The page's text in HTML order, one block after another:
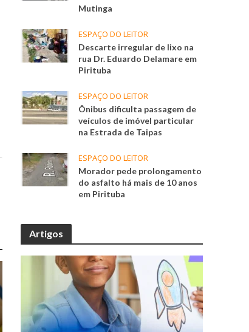
Mutinga
ESPAÇO DO LEITOR
Descarte irregular de lixo na
rua Dr. Eduardo Delamare em
Pirituba
ESPAÇO DO LEITOR
Ônibus dificulta passagem de
veículos de imóvel particular
na Estrada de Taipas
ESPAÇO DO LEITOR
Morador pede prolongamento
do asfalto há mais de 10 anos
em Pirituba
Artigos